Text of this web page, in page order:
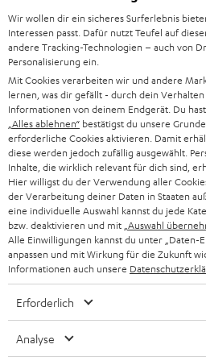
l
d
u
n
g
SOUNDBAR
HIFI-LAUTSPRECHER
SMART HOME
BLUETOOTH-LAUTSPRECHER
KOPFHÖRER
BLUETOOTH-KOPFHÖRER
STEREOANLAGEN
SUPPORT
KARRIERE
PRESSE & MARKETING
GESCHÄFTSKUNDEN
PARTNERPROGRAMM
BLOG
NEWSLETTER
STORES
DEINE VORTEILE BEI TEUFEL
TEUFEL STORY
Teufel Onlineshops
DEUTSCHLAND
ÖSTERREICH
SCHWEIZ
NIEDERLANDE
BELGIEN
FRANKREICH
Wir wollen dir ein sicheres Surferlebnis
Interessen passt. Dafür nutzt Teufel auf
andere Tracking-Technologien – auch von
Personalisierung ein.
Mit Cookies verarbeiten wir und andere
lernen, was dir gefällt - durch dein
Informationen von deinem Endgerät. Du
„Alles ablehnen“ bestätigst du unsere
erforderliche Cookies aktivieren. Damit
diese werden jedoch zufällig ausgewählt.
Inhalte, die wirklich relevant für dich sind,
Hier willigst du der Verwendung aller
der Verarbeitung deiner Daten in Staaten
eine individuelle Auswahl kannst du jede
bzw. deaktivieren und mit „Auswahl
Alle Einwilligungen kannst du unter „Daten-
anpassen und mit Wirkung für die Zukunft
Informationen auch unsere
Erforderlich
Analyse